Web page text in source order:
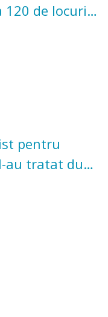
120 de locuri
pentru
au tratat după